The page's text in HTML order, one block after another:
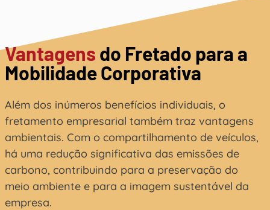
Vantagens do Fretado para a
Mobilidade Corporativa
Além dos inúmeros benefícios individuais, o
fretamento empresarial também traz vantagens
ambientais. Com o compartilhamento de veículos,
há uma redução significativa das emissões de
carbono, contribuindo para a preservação do
meio ambiente e para a imagem sustentável da
empresa.